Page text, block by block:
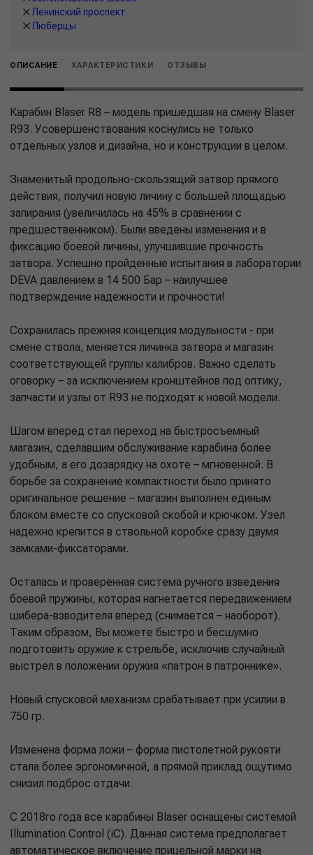
Ленинский проспект
Люберцы
ОПИСАНИЕ ХАРАКТЕРИСТИКИ ОТЗЫВЫ
Карабин Blaser R8 – модель пришедшая на смену Blaser
R93. Усовершенствования коснулись не только
отдельных узлов и дизайна, но и конструкции в целом.
Знаменитый продольно-скользящий затвор прямого
действия, получил новую личину с большей площадью
запирания (увеличилась на 45% в сравнении с
предшественником). Были введены изменения и в
фиксацию боевой личины, улучшившие прочность
затвора. Успешно пройденные испытания в лаборатории
DEVA давлением в 14 500 Бар – наилучшее
подтверждение надежности и прочности!
Сохранилась прежняя концепция модульности - при
смене ствола, меняется личинка затвора и магазин
соответствующей группы калибров. Важно сделать
оговорку – за исключением кронштейнов под оптику,
запчасти и узлы от R93 не подходят к новой модели.
Шагом вперед стал переход на быстросъемный
магазин, сделавшим обслуживание карабина более
удобным, а его дозарядку на охоте – мгновенной. В
борьбе за сохранение компактности было принято
оригинальное решение – магазин выполнен единым
блоком вместе со спусковой скобой и крючком. Узел
надежно крепится в ствольной коробке сразу двумя
замками-фиксаторами.
Осталась и проверенная система ручного взведения
боевой пружины, которая нагнетается передвижением
шибера-взводителя вперед (снимается – наоборот).
Таким образом, Вы можете быстро и бесшумно
подготовить оружие к стрельбе, исключив случайный
выстрел в положении оружия «патрон в патроннике».
Новый спусковой механизм срабатывает при усилии в
750 гр.
Изменена форма ложи – форма пистолетной рукояти
стала более эргономичной, а прямой приклад ощутимо
снизил подброс отдачи.
С 2018го года все карабины Blaser оснащены системой
Illumination Control (iC). Данная система предполагает
автоматическое включение прицельной марки на